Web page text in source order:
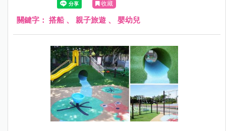
湖兩地還有爸媽關心的，小孩到底坐船暈不暈呢? 這些搭乘
經驗我通通分享給大家！
收藏
關鍵字： 搭船、 親子旅遊 、 嬰幼兒